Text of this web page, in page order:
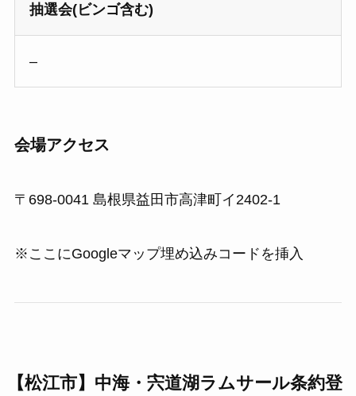
抽選会(ビンゴ含む)
–
会場アクセス
〒698-0041 島根県益田市高津町イ2402-1
※ここにGoogleマップ埋め込みコードを挿入
【松江市】中海・宍道湖ラムサール条約登